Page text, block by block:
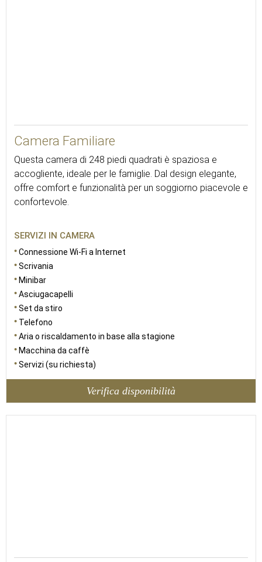
Camera Familiare
Questa camera di 248 piedi quadrati è spaziosa e
accogliente, ideale per le famiglie. Dal design elegante,
offre comfort e funzionalità per un soggiorno piacevole e
confortevole.
SERVIZI IN CAMERA
Connessione Wi-Fi a Internet
Scrivania
Minibar
Asciugacapelli
Set da stiro
Telefono
Aria o riscaldamento in base alla stagione
Macchina da caffè
Servizi (su richiesta)
Verifica disponibilità